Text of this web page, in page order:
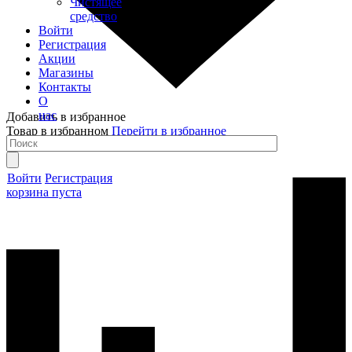
средство
Войти
Регистрация
Акции
Магазины
Контакты
О
нас
Войти Регистрация
корзина пуста
Добавить в избранное
Товар в избранном Перейти в избранное